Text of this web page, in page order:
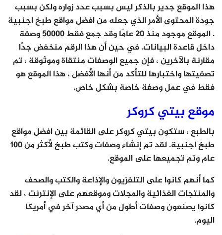
هذا الموقع جدير بالذكر ليس بسبب عدد زواره ولكن بسبب
جودة المحتوى الأمر الذي جعله من افضل مواقع طبخ اجنبية
. الموقع موجود منذ 20 عامًا وقد جمع فقط 50000 وصفة
داخل قاعدة البيانات. في حين أن هذا الرقم منخفض جدًا
مقارنة بالآخرين ، فإن جميع الوصفات منتقاة وموثوقة ، تم
تصفيتها واختبارها للتأكد من أنها الأفضل ، هذا الموقع هو
فقط في عمل وصفة خاصة بشكل خاص.
موقع بيتي كروكر
بالطبع ، ستكون بيتي كروكر على القائمة بين افضل مواقع
طبخ اجنبية. لقد تم إنشاء وصفات وكتب طبخ لأكثر من 100
عام وتم تجميعها على الموقع.
كما أنهم كانوا على التلفزيون والإذاعة والكتب والصحف
والمنتجات الغذائية والمجلات وموقعهم على الإنترنت ، لقد
كانوا يصنعون وصفات أطول من أي مصدر آخر في أمريكا
اليوم.